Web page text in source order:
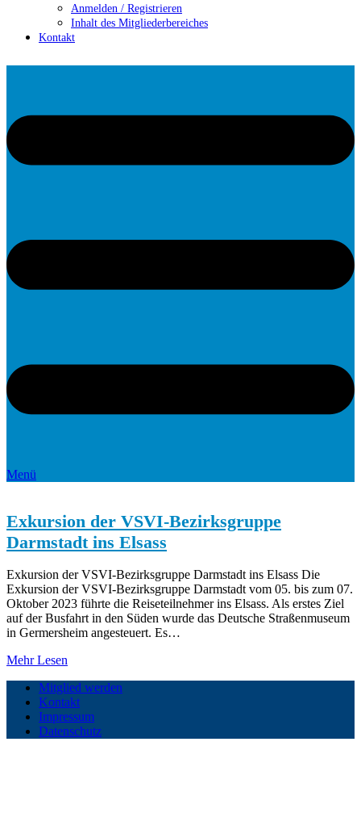
Anmelden / Registrieren
Inhalt des Mitgliederbereiches
Kontakt
Menü
Exkursion der VSVI-Bezirksgruppe
Darmstadt ins Elsass
Exkursion der VSVI-Bezirksgruppe Darmstadt ins Elsass Die
Exkursion der VSVI-Bezirksgruppe Darmstadt vom 05. bis zum 07.
Oktober 2023 führte die Reiseteilnehmer ins Elsass. Als erstes Ziel
auf der Busfahrt in den Süden wurde das Deutsche Straßenmuseum
in Germersheim angesteuert. Es…
Mehr Lesen
Mitglied werden
Kontakt
Impressum
Datenschutz